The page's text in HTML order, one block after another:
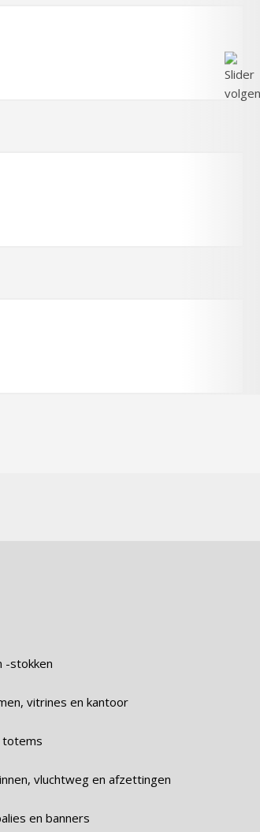
-stokken
vitrines en kantoor
totems
vluchtweg en afzettingen
en banners